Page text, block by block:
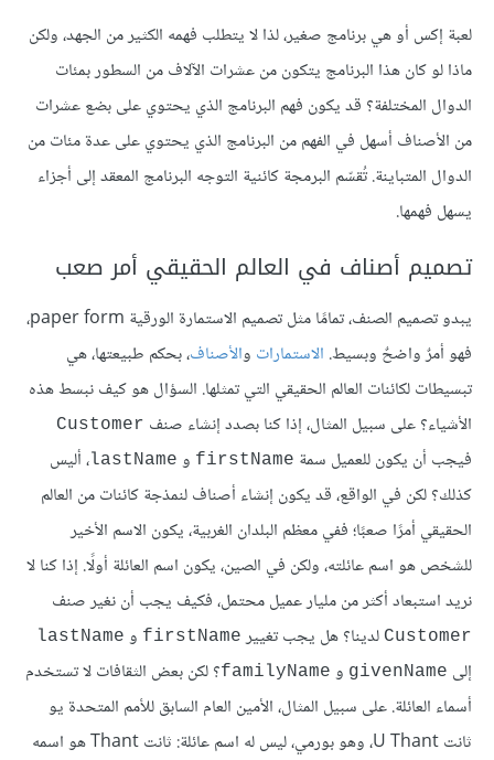
لعبة إكس أو هي برنامج صغير، لذا لا يتطلب فهمه الكثير من الجهد، ولكن
ماذا لو كان هذا البرنامج يتكون من عشرات الآلاف من السطور بمئات
الدوال المختلفة؟ قد يكون فهم البرنامج الذي يحتوي على بضع عشرات
من الأصناف أسهل في الفهم من البرنامج الذي يحتوي على عدة مئات من
الدوال المتباينة. تُقسّم البرمجة كائنية التوجه البرنامج المعقد إلى أجزاء
يسهل فهمها.
تصميم أصناف في العالم الحقيقي أمر صعب
يبدو تصميم الصنف، تمامًا مثل تصميم الاستمارة الورقية paper form،
فهو أمرٌ واضحٌ وبسيط. الاستمارات والأصناف، بحكم طبيعتها، هي
تبسيطات لكائنات العالم الحقيقي التي تمثلها. السؤال هو كيف نبسط هذه
الأشياء؟ على سبيل المثال، إذا كنا بصدد إنشاء صنف Customer
فيجب أن يكون للعميل سمة firstName و lastName، أليس
كذلك؟ لكن في الواقع، قد يكون إنشاء أصناف لنمذجة كائنات من العالم
الحقيقي أمرًا صعبًا؛ ففي معظم البلدان الغربية، يكون الاسم الأخير
للشخص هو اسم عائلته، ولكن في الصين، يكون اسم العائلة أولًا. إذا كنا لا
نريد استبعاد أكثر من مليار عميل محتمل، فكيف يجب أن نغير صنف
Customer لدينا؟ هل يجب تغيير firstName و lastName
إلى givenName و familyName؟ لكن بعض الثقافات لا تستخدم
أسماء العائلة. على سبيل المثال، الأمين العام السابق للأمم المتحدة يو
ثانت U Thant، وهو بورمي، ليس له اسم عائلة: ثانت Thant هو اسمه